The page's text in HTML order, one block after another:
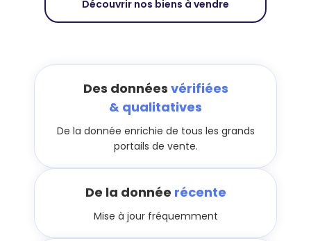
Découvrir nos biens à vendre
Des données vérifiées
& qualitatives
De la donnée enrichie de tous les grands
portails de vente.
De la donnée récente
Mise à jour fréquemment